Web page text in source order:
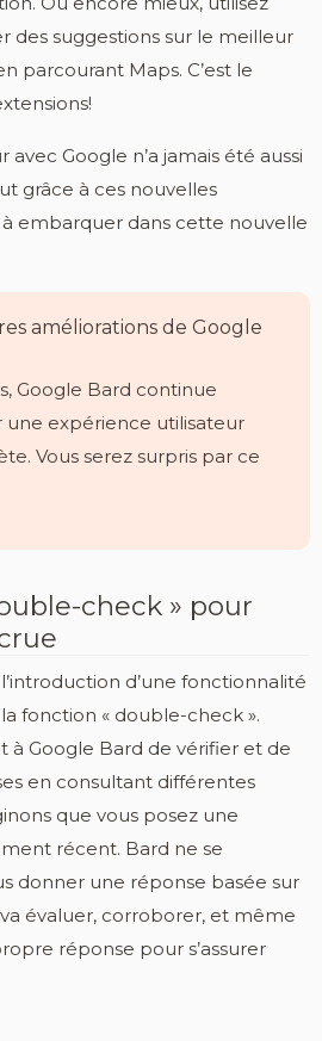
des suggestions sur le meilleur
parcourant Maps. C’est le
avec Google n’a jamais été aussi
grâce à ces nouvelles
à embarquer dans cette nouvelle
améliorations de Google
Google Bard continue
une expérience utilisateur
Vous serez surpris par ce
check » pour
d’une fonctionnalité
fonction « double-check ».
Google Bard de vérifier et de
en consultant différentes
que vous posez une
récent. Bard ne se
donner une réponse basée sur
évaluer, corroborer, et même
réponse pour s’assurer